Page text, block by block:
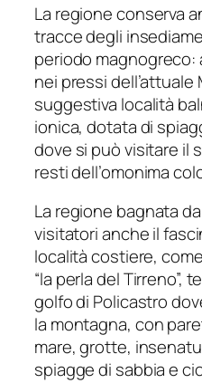
La regione conserva
tracce degli
periodo magnogreco:
nei pressi
suggestiva località
ionica, dotata di
dove si può visitare il
resti dell’omonima
La regione bagnata
visitatori anche il
località costiere,
“la perla del Tirreno”,
golfo di Policastro
la montagna, con
mare, grotte,
spiagge di sabbia e